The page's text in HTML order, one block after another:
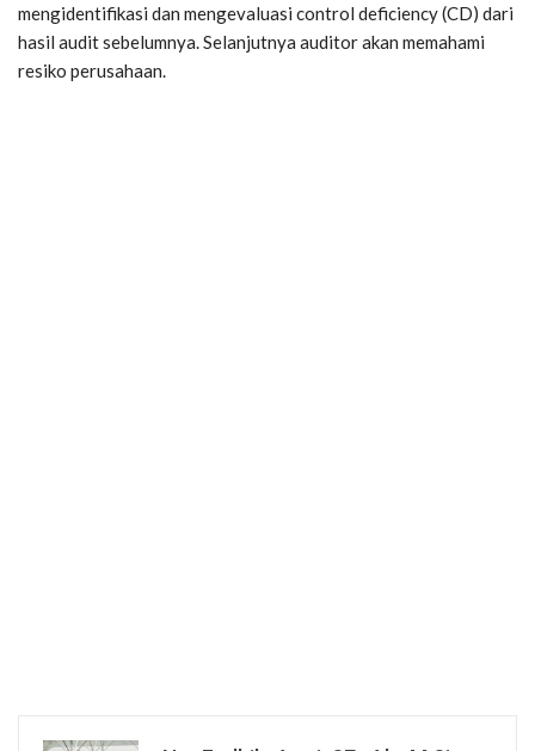
mengidentifikasi dan mengevaluasi control deficiency (CD) dari
hasil audit sebelumnya. Selanjutnya auditor akan memahami
resiko perusahaan.